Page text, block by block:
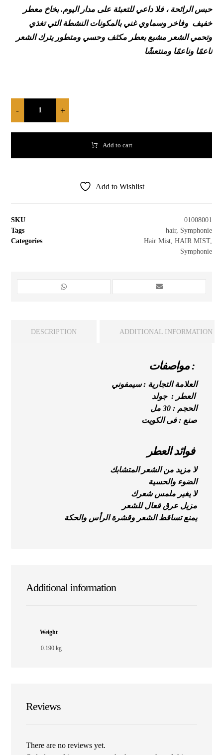
حبس الرائحة ، فلا داعي للتعبئة على مدار اليوم. بخاخ معطر
خفيف وفاخر وسماوي غني بالمكونات النشطة التي تغذي
وتحمي الشعر مشبع بعطر مكثف وحسي ومتطور يترك الشعر
ناعمًا وناعمًا ومنتعشًا
- +
Add to cart
Add to Wishlist
SKU
01008001
Tags
hair, Symphonie
Categories
Hair Mist, HAIR MIST,
Symphonie
DESCRIPTION ADDITIONAL INFORMATION
مواصفات :
العلامة التجارية : سيمفوني
العطر : جولد
الحجم : 30 مل
صنع : فى الكويت
فوائد العطر
لا مزيد من الشعر المتشابك
الضوء والحسية
لا يغير ملمس شعرك
مزيل عرق فعال للشعر
يمنع تساقط الشعر وقشرة الرأس والحكة
Additional information
Weight
0.190 kg
Reviews
There are no reviews yet.